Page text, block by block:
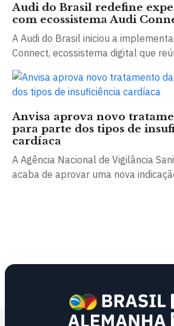
Audi do Brasil redefine
com ecossistema Audi
A Audi do Brasil iniciou a
Connect, ecossistema digital que
Anvisa aprova novo
para parte dos tipos de
cardíaca
A Agência Nacional de Vigilância
acaba de aprovar uma nova